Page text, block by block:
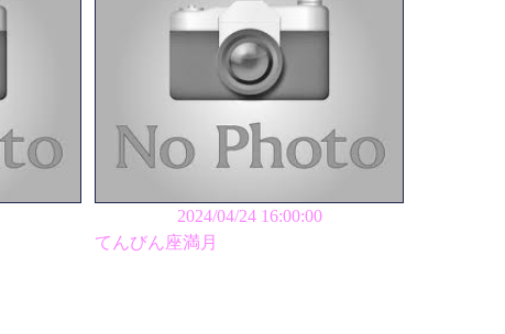
2024/04/24 16:00:00
てんびん座満月